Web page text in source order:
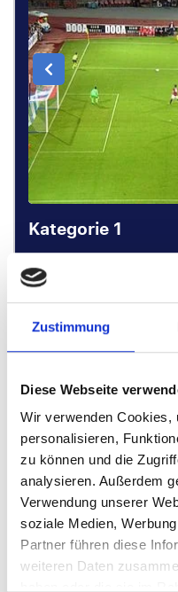
Zustimmung
Diese Webseite
Wir verwenden Cookies,
personalisieren,
zu können und die
analysieren. Außerdem
Verwendung unserer
soziale Medien,
Partner führen diese
weiteren Daten
Kategorie 1
Sitzplätze garantiert
2 Nächte
Empfohlene Pakete